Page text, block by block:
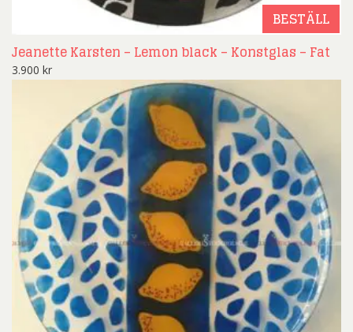
BESTÄLL
Jeanette Karsten – Lemon black – Konstglas – Fat
3.900 kr